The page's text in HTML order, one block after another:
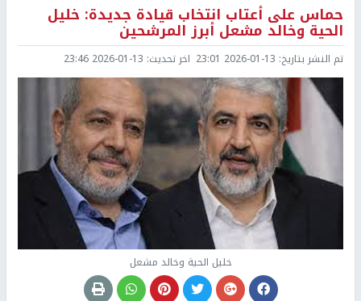
حماس على أعتاب انتخاب قيادة جديدة: خليل
الحية وخالد مشعل أبرز المرشحين
تم النشر بتاريخ: 2026-01-13 23:01 اخر تحديث: 2026-01-13 23:46
خليل الحية وخالد مشعل